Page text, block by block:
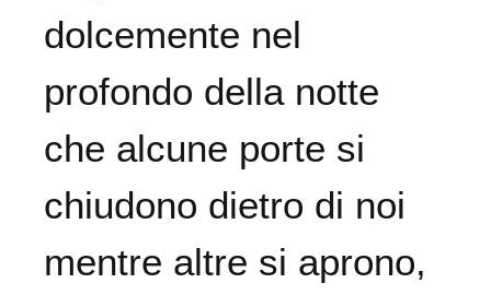
dolcemente nel
profondo della notte
che alcune porte si
chiudono dietro di noi
mentre altre si aprono,